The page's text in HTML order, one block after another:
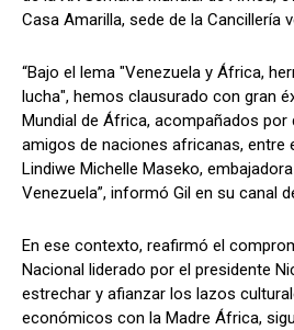
Casa Amarilla, sede de la Cancillería
“Bajo el lema "Venezuela y África,
lucha", hemos clausurado con gran
Mundial de África, acompañados
amigos de naciones africanas, entre
Lindiwe Michelle Maseko,
Venezuela”, informó Gil en su canal
En ese contexto, reafirmó el
Nacional liderado por el presidente
estrechar y afianzar los lazos
económicos con la Madre África,